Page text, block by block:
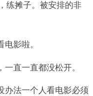
练摊子。被安排的非
影啦。
直一直都没松开。
办法一个人看电影必须